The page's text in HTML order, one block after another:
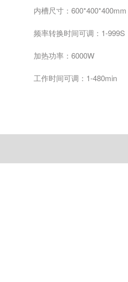
内槽尺寸：600*400*400mm
频率转换时间可调：1-999S
加热功率：6000W
工作时间可调： 1-480min